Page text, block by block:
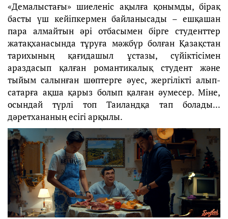
«Демалыстағы» шиеленіс ақылға қонымды, бірақ
басты үш кейіпкермен байланысады – ешқашан
пара алмайтын әрі отбасымен бірге студенттер
жатақханасында тұруға мәжбүр болған Қазақстан
тарихының қағидашыл ұстазы, сүйіктісімен
араздасып қалған романтикалық студент және
тыйым салынған шөптерге әуес, жергілікті алып-
сатарға ақша қарыз болып қалған әумесер. Міне,
осындай түрлі топ Таиландқа тап болады...
дәретхананың есігі арқылы.